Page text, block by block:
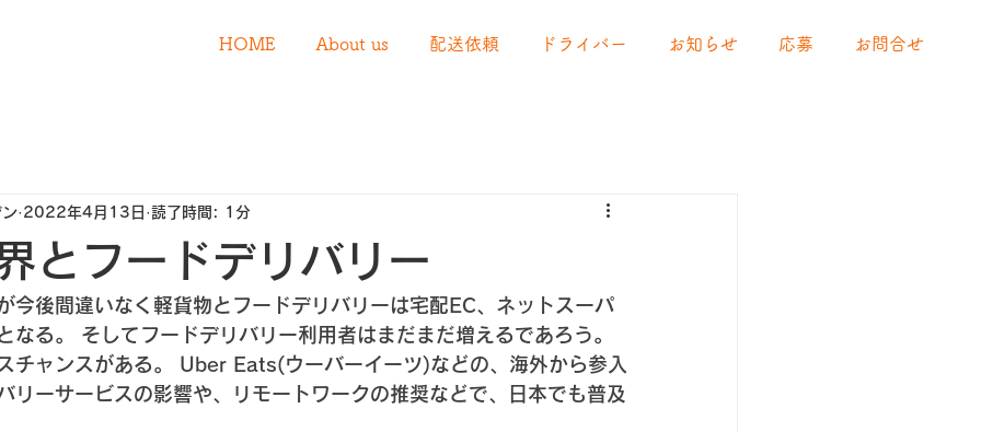
HOME About us 配送依頼 ドライバー お知らせ 応募 お問合せ
とフードデリバリー
2022年4月13日 読了時間: 1分
今後間違いなく軽貨物とフードデリバリーは宅配EC、ネットスーパ
なる。 そしてフードデリバリー利用者はまだまだ増えるであろう。
チャンスがある。 Uber Eats(ウーバーイーツ)などの、海外から参入
リーサービスの影響や、リモートワークの推奨などで、日本でも普及